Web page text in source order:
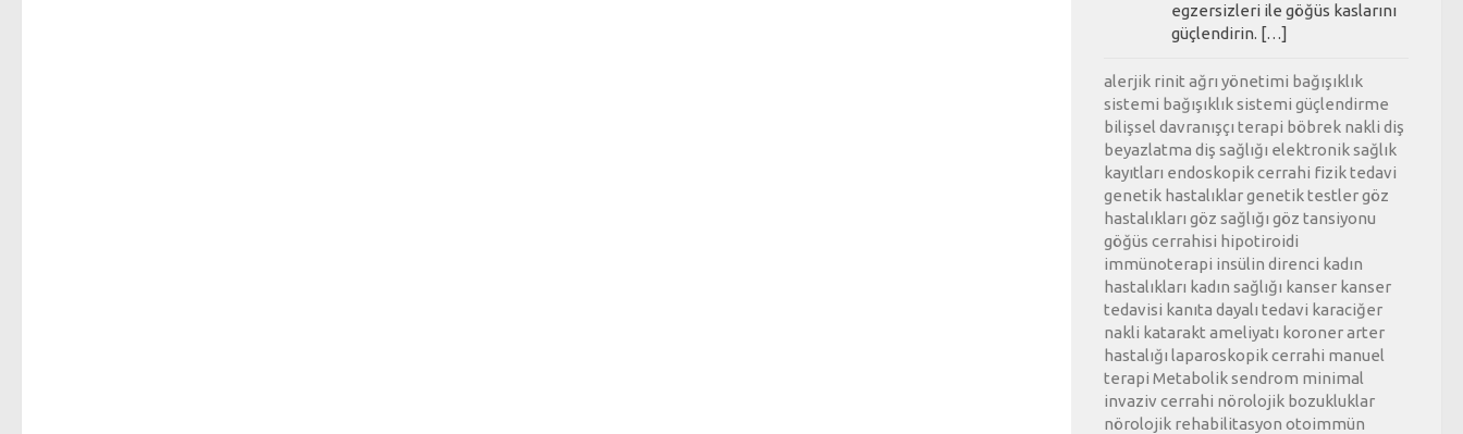
egzersizleri ile göğüs kaslarını
güçlendirin. […]
alerjik rinit ağrı yönetimi bağışıklık
sistemi bağışıklık sistemi güçlendirme
bilişsel davranışçı terapi böbrek nakli diş
beyazlatma diş sağlığı elektronik sağlık
kayıtları endoskopik cerrahi fizik tedavi
genetik hastalıklargenetik testlergöz
hastalıkları göz sağlığı göz tansiyonu
göğüs cerrahisi hipotiroidi
immünoterapi insülin direnci kadın
hastalıkları kadın sağlığı kanser kanser
tedavisi kanıta dayalı tedavi karaciğer
nakli katarakt ameliyatı koroner arter
hastalığı laparoskopik cerrahi manuel
terapi Metabolik sendrom minimal
invaziv cerrahi nörolojik bozukluklar
nörolojik rehabilitasyon otoimmün